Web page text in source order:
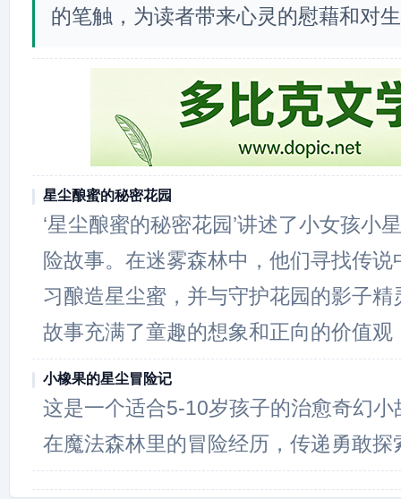
的笔触，为读者带来心灵的慰藉和对
星尘酿蜜的秘密花园
‘星尘酿蜜的秘密花园’讲述了小女孩小
险故事。在迷雾森林中，他们寻找传
习酿造星尘蜜，并与守护花园的影子
故事充满了童趣的想象和正向的价值观
小橡果的星尘冒险记
这是一个适合5-10岁孩子的治愈奇幻
在魔法森林里的冒险经历，传递勇敢探